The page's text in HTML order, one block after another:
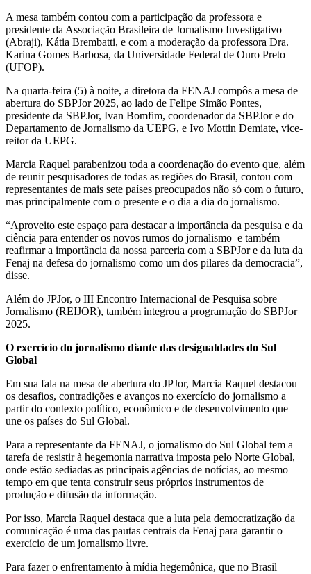
A mesa também contou com a participação da professora e
presidente da Associação Brasileira de Jornalismo Investigativo
(Abraji), Kátia Brembatti, e com a moderação da professora Dra.
Karina Gomes Barbosa, da Universidade Federal de Ouro Preto
(UFOP).
Na quarta-feira (5) à noite, a diretora da FENAJ compôs a mesa de
abertura do SBPJor 2025, ao lado de Felipe Simão Pontes,
presidente da SBPJor, Ivan Bomfim, coordenador da SBPJor e do
Departamento de Jornalismo da UEPG, e Ivo Mottin Demiate, vice-
reitor da UEPG.
Marcia Raquel parabenizou toda a coordenação do evento que, além
de reunir pesquisadores de todas as regiões do Brasil, contou com
representantes de mais sete países preocupados não só com o futuro,
mas principalmente com o presente e o dia a dia do jornalismo.
“Aproveito este espaço para destacar a importância da pesquisa e da
ciência para entender os novos rumos do jornalismo e também
reafirmar a importância da nossa parceria com a SBPJor e da luta da
Fenaj na defesa do jornalismo como um dos pilares da democracia”,
disse.
Além do JPJor, o III Encontro Internacional de Pesquisa sobre
Jornalismo (REIJOR), também integrou a programação do SBPJor
2025.
O exercício do jornalismo diante das desigualdades do Sul
Global
Em sua fala na mesa de abertura do JPJor, Marcia Raquel destacou
os desafios, contradições e avanços no exercício do jornalismo a
partir do contexto político, econômico e de desenvolvimento que
une os países do Sul Global.
Para a representante da FENAJ, o jornalismo do Sul Global tem a
tarefa de resistir à hegemonia narrativa imposta pelo Norte Global,
onde estão sediadas as principais agências de notícias, ao mesmo
tempo em que tenta construir seus próprios instrumentos de
produção e difusão da informação.
Por isso, Marcia Raquel destaca que a luta pela democratização da
comunicação é uma das pautas centrais da Fenaj para garantir o
exercício de um jornalismo livre.
Para fazer o enfrentamento à mídia hegemônica, que no Brasil